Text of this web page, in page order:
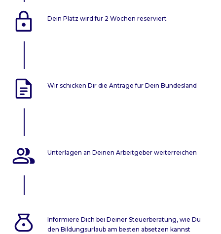
Dein Platz wird für 2 Wochen reserviert
Wir schicken Dir die Anträge für Dein Bundesland
Unterlagen an Deinen Arbeitgeber weiterreichen
Informiere Dich bei Deiner Steuerberatung, wie Du
den Bildungsurlaub am besten absetzen kannst